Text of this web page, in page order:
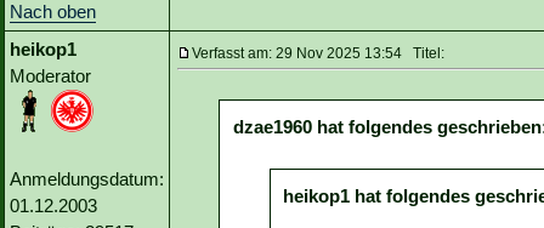
Nach oben
heikop1
Moderator
Anmeldungsdatum:
01.12.2003
Verfasst am: 29 Nov 2025 13:54 Titel:
dzae1960 hat folgendes
heikop1 hat folgendes